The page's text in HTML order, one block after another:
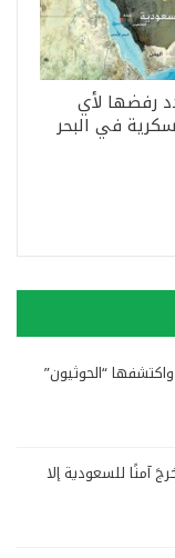
رفضها لأي
في البحر
“الحوثيون”
آمنًا للسعودية إلا